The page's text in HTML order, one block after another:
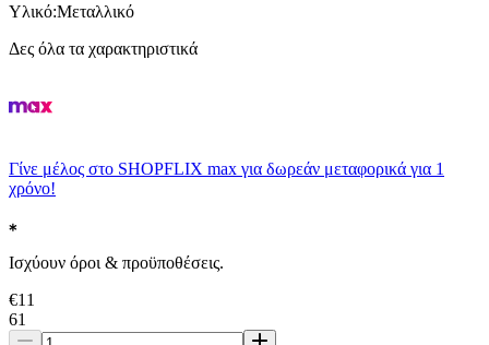
Υλικό:Μεταλλικό
Δες όλα τα χαρακτηριστικά
Γίνε μέλος στο SHOPFLIX max για δωρεάν μεταφορικά για 1
χρόνο!
Ισχύουν όροι & προϋποθέσεις.
€11
61